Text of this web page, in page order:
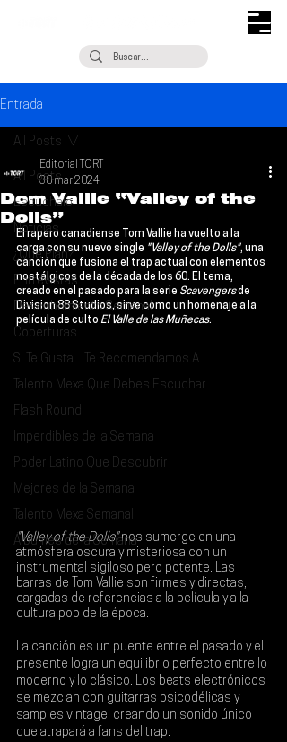
Entrada
All Posts
Escúchalo
Noticias
¿Qué Plan?
Entrevistas
Descubrimiento Semanal
Coberturas
Si Te Gusta... Te Recomendamos A...
Talento Mexa Que Debes Escuchar
Flash Round
Imperdibles de la Semana
Poder Latino Que Descubrir
Mejores de la Semana
Talento Mexa Semanal
Álbumes de la Semana
All Posts
Dom Vallie “Valley of the
Dolls”
Editorial TORT
30 mar 2024
El rapero canadiense Tom Vallie ha vuelto a la
carga con su nuevo single "Valley of the Dolls", una
canción que fusiona el trap actual con elementos
nostálgicos de la década de los 60. El tema,
creado en el pasado para la serie Scavengers de
Division 88 Studios, sirve como un homenaje a la
película de culto El Valle de las Muñecas.
"Valley of the Dolls" nos sumerge en una
atmósfera oscura y misteriosa con un
instrumental sigiloso pero potente. Las
barras de
Tom Vallie son firmes y directas,
cargadas de referencias a la película y a la
cultura pop de la época.
La canción es un puente entre el pasado y el
presente logra un equilibrio perfecto entre lo
moderno y lo clásico. Los beats electrónicos
se mezclan con guitarras psicodélicas y
samples vintage, creando un sonido único
que atrapará a fans del trap.